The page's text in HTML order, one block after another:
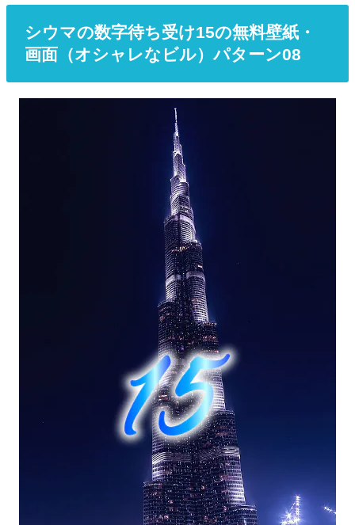
シウマの数字待ち受け15の無料壁紙・
画面（オシャレなビル）パターン08